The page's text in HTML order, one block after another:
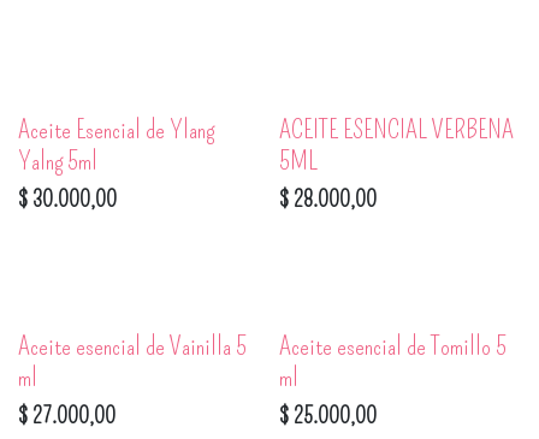
Aceite Esencial de Ylang
Yalng 5ml
$ 30.000,00
ACEITE ESENCIAL VERBENA
5ML
$ 28.000,00
Aceite esencial de Vainilla 5
ml
$ 27.000,00
Aceite esencial de Tomillo 5
ml
$ 25.000,00